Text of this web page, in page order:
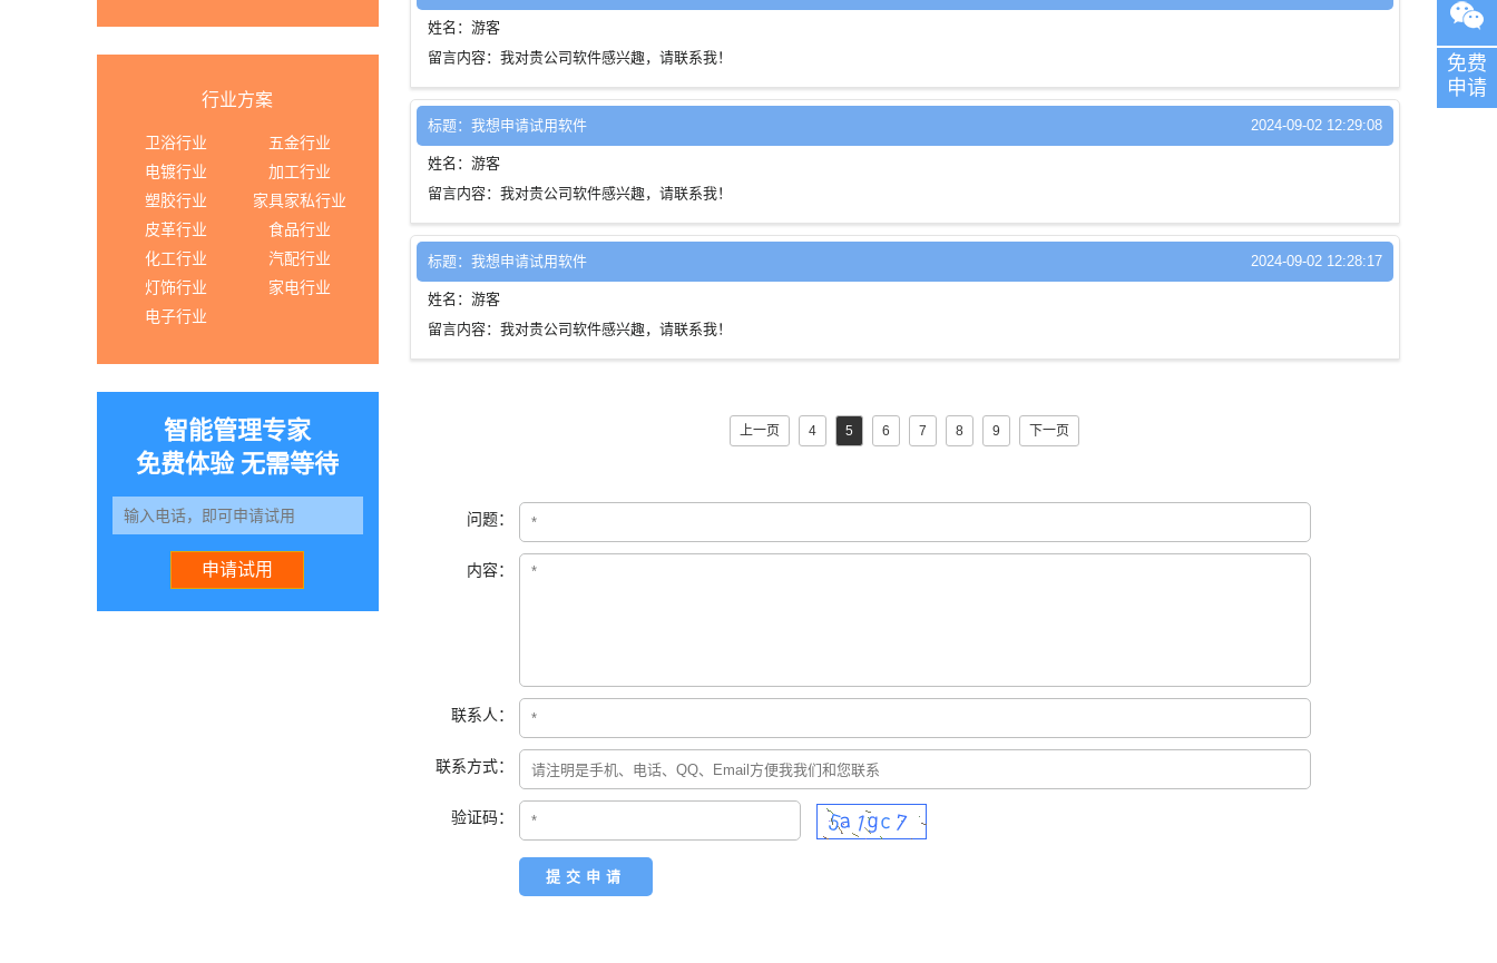
行业方案
卫浴行业
五金行业
电镀行业
加工行业
塑胶行业
家具家私行业
皮革行业
食品行业
化工行业
汽配行业
灯饰行业
家电行业
电子行业
智能管理专家
免费体验 无需等待
姓名：游客
留言内容：我对贵公司软件感兴趣，请联系我！
标题：我想申请试用软件 2024-09-02 12:29:08
姓名：游客
留言内容：我对贵公司软件感兴趣，请联系我！
标题：我想申请试用软件 2024-09-02 12:28:17
姓名：游客
留言内容：我对贵公司软件感兴趣，请联系我！
上一页 4 5 6 7 8 9 下一页
问题：
内容：
联系人：
联系方式：
验证码：
服
咨询电
话：
免费
申请